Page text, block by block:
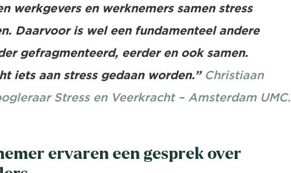
werkgevers en werknemers samen stress
Daarvoor is wel een fundamenteel andere
gefragmenteerd, eerder en ook samen.
iets aan stress gedaan worden.”Christiaan
Stress en Veerkracht – Amsterdam UMC.
ervaren een gesprek over